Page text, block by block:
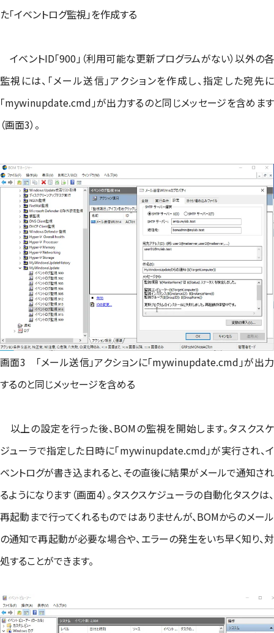
た「イベントログ監視」を作成する
イベントID「900」（利用可能な更新プログラムがない）以外の各
監視には、「メール送信」アクションを作成し、指定した宛先に
「mywinupdate.cmd」が出力するのと同じメッセージを含めます
（画面3）。
画面3 「メール送信」アクションに「mywinupdate.cmd」が出力
するのと同じメッセージを含める
以上の設定を行った後、BOMの監視を開始します。タスクスケ
ジューラで指定した日時に「mywinupdate.cmd」が実行され、イ
ベントログが書き込まれると、その直後に結果がメールで通知され
るようになります（画面4）。タスクスケジューラの自動化タスクは、
再起動まで行ってくれるものではありませんが、BOMからのメール
の通知で再起動が必要な場合や、エラーの発生をいち早く知り、対
処することができます。